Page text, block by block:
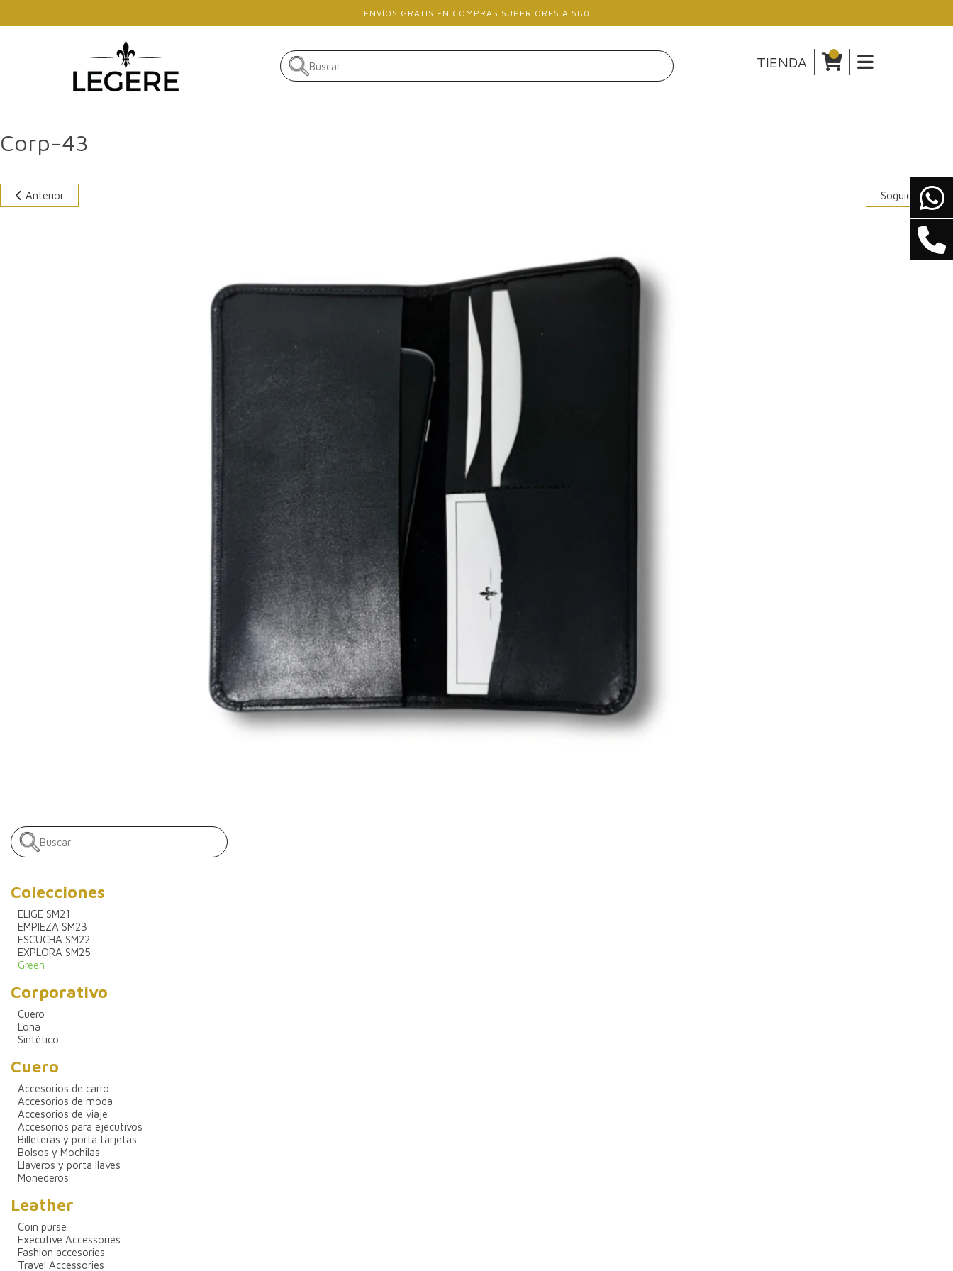
ENVÍOS GRATIS EN COMPRAS SUPERIORES A $80
TIENDA
Corp-43
Anterior Soguiente
Colecciones
ELIGE SM21
EMPIEZA SM23
ESCUCHA SM22
EXPLORA SM25
Green
Corporativo
Cuero
Lona
Sintético
Cuero
Accesorios de carro
Accesorios de moda
Accesorios de viaje
Accesorios para ejecutivos
Billeteras y porta tarjetas
Bolsos y Mochilas
Llaveros y porta llaves
Monederos
Leather
Coin purse
Executive Accessories
Fashion accesories
Travel Accessories